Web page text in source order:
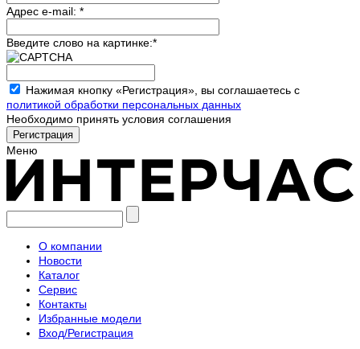
Адрес e-mail: *
Введите слово на картинке:*
Нажимая кнопку «Регистрация», вы соглашаетесь с
политикой обработки персональных данных
Необходимо принять условия соглашения
Меню
О компании
Новости
Каталог
Сервис
Контакты
Избранные модели
Вход/Регистрация